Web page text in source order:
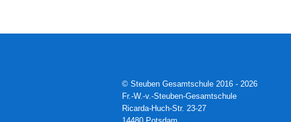
© Steuben Gesamtschule 2016 - 2026
Fr.-W.-v.-Steuben-Gesamtschule
Ricarda-Huch-Str. 23-27